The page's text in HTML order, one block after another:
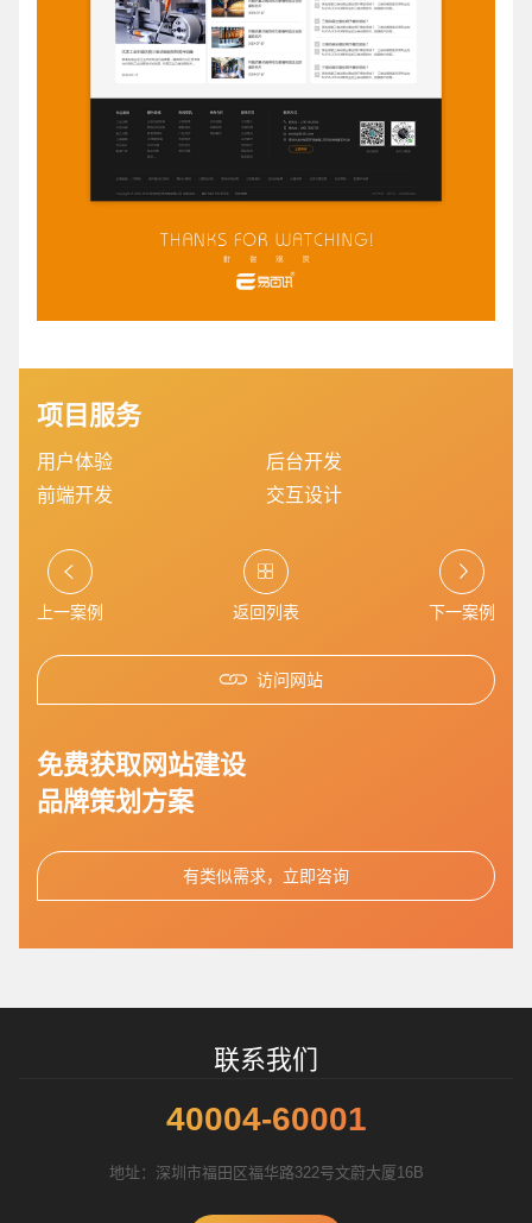
项目服务
用户体验
后台开发
前端开发
交互设计
上一案例 返回列表 下一案例
访问网站
免费获取网站建设
品牌策划方案
有类似需求，立即咨询
联系我们
40004-60001
地址：深圳市福田区福华路322号文蔚大厦16B
您的预算 5万-8万
招标项目